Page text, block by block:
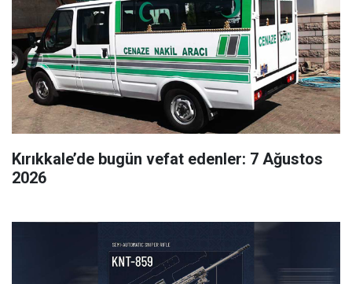
Kırıkkale’de bugün vefat edenler: 7 Ağustos
2026